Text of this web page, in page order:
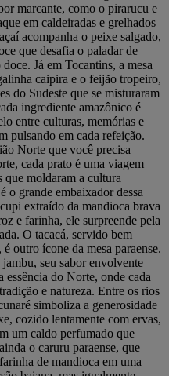
marcante, como o pirarucu e
em caldeiradas e grelhados
acompanha o peixe salgado,
que desafia o paladar de
Já em Tocantins, a mesa
caipira e o feijão tropeiro,
do Sudeste que se misturaram
ingrediente amazônico é
entre culturas, memórias e
pulsando em cada refeição.
Norte que você precisa
cada prato é uma viagem
que moldaram a cultura
o grande embaixador dessa
extraído da mandioca brava
e farinha, ele surpreende pela
O tacacá, servido bem
outro ícone da mesa paraense.
seu sabor envolvente
essência do Norte, onde cada
e natureza. Entre os rios
simboliza a generosidade
cozido lentamente com ervas,
um caldo perfumado que
o caruru paraense, que
de mandioca em uma